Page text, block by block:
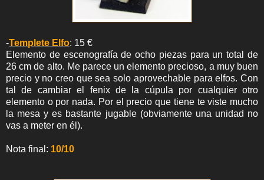
-Templete Elfo: 15 €
Elemento de escenografía de ocho piezas para un total de
26 cm de alto. Me parece un elemento precioso, a muy buen
precio y no creo que sea solo aprovechable para elfos. Con
tal de cambiar el fenix de la cúpula por cualquier otro
elemento o por nada. Por el precio que tiene te viste mucho
la mesa y es bastante jugable (obviamente una unidad no
vas a meter en él).
Nota final: 10/10